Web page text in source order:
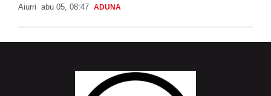
Aiurri abu 05, 08:47 ADUNA